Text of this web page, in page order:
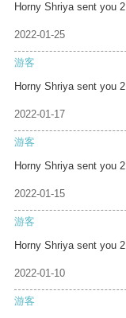
Horny Shriya sent you 2
2022-01-25
游客
Horny Shriya sent you 2
2022-01-17
游客
Horny Shriya sent you 2
2022-01-15
游客
Horny Shriya sent you 2
2022-01-10
游客